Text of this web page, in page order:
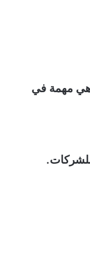
وهي مهمة في